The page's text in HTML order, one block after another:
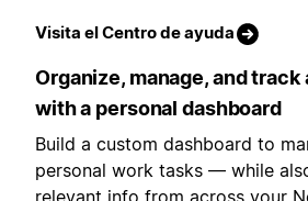
Visita el Centro de ayuda
Organize, manage, and
with a personal dashboard
Build a custom dashboard to
personal work tasks — while